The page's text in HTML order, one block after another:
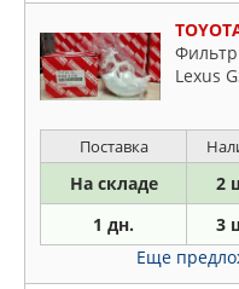
Lexus
Поставка
На складе 2
1 дн. 3
Еще